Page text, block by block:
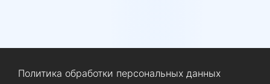
Политика обработки персональных данных